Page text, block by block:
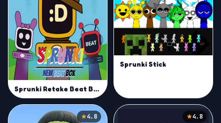
Sprunki Retake Beat Box
Sprunki Stick
4.8 4.8